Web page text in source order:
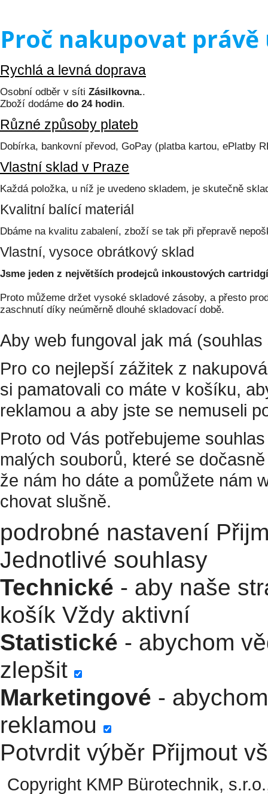
Proč nakupovat právě
Rychlá a levná doprava
Osobní odběr v síti Zásilkovna..
Zboží dodáme do 24 hodin.
Různé způsoby plateb
Dobírka, bankovní převod, GoPay (platba kartou, ePlatby
Vlastní sklad v Praze
Každá položka, u níž je uvedeno skladem, je skutečně
Kvalitní balící materiál
Dbáme na kvalitu zabalení, zboží se tak při přepravě
Vlastní, vysoce obrátkový sklad
Jsme jeden z největších prodejců inkoustových
Proto můžeme držet vysoké skladové zásoby, a přesto
zaschnutí díky neúměrně dlouhé skladovací době.
Aby web fungoval jak má
Pro co nejlepší zážitek z
si pamatovali co máte v košíku,
reklamou a aby jste se nemuseli
Proto od Vás potřebujeme
malých souborů, které se
že nám ho dáte a pomůžete nám
chovat slušně.
podrobné nastavení
Jednotlivé souhlasy
Technické - aby naše
košík Vždy aktivní
Statistické - abychom
zlepšit
Marketingové -
reklamou
Potvrdit výběr Přijmout
Copyright KMP Bürotechnik,